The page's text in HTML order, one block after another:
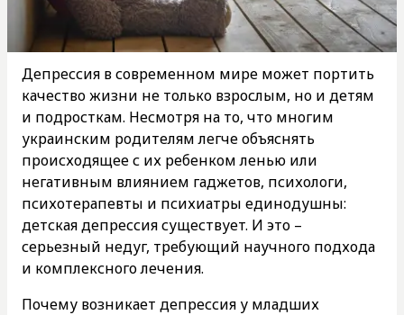
Депрессия в современном мире может портить
качество жизни не только взрослым, но и детям
и подросткам. Несмотря на то, что многим
украинским родителям легче объяснять
происходящее с их ребенком ленью или
негативным влиянием гаджетов, психологи,
психотерапевты и психиатры единодушны:
детская депрессия существует. И это –
серьезный недуг, требующий научного подхода
и комплексного лечения.
Почему возникает депрессия у младших